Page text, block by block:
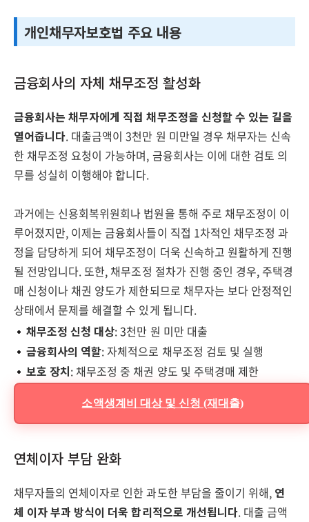
개인채무자보호법 주요 내용
금융회사의 자체 채무조정 활성화
금융회사는 채무자에게 직접 채무조정을 신청할 수 있는 길을
열어줍니다. 대출금액이 3천만 원 미만일 경우 채무자는 신속
한 채무조정 요청이 가능하며, 금융회사는 이에 대한 검토 의
무를 성실히 이행해야 합니다.
과거에는 신용회복위원회나 법원을 통해 주로 채무조정이 이
루어졌지만, 이제는 금융회사들이 직접 1차적인 채무조정 과
정을 담당하게 되어 채무조정이 더욱 신속하고 원활하게 진행
될 전망입니다. 또한, 채무조정 절차가 진행 중인 경우, 주택경
매 신청이나 채권 양도가 제한되므로 채무자는 보다 안정적인
상태에서 문제를 해결할 수 있게 됩니다.
채무조정 신청 대상: 3천만 원 미만 대출
금융회사의 역할: 자체적으로 채무조정 검토 및 실행
보호 장치: 채무조정 중 채권 양도 및 주택경매 제한
소액생계비 대상 및 신청 (재대출)
연체이자 부담 완화
채무자들의 연체이자로 인한 과도한 부담을 줄이기 위해, 연
체 이자 부과 방식이 더욱 합리적으로 개선됩니다. 대출 금액